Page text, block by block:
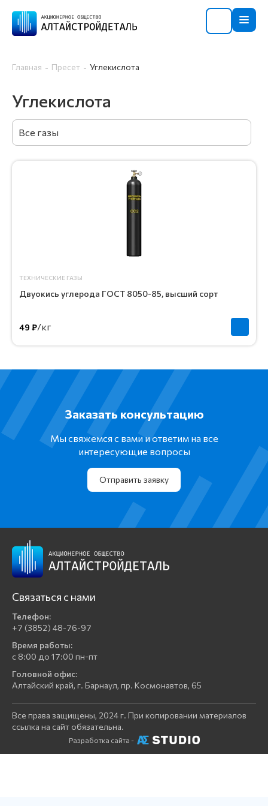
Главная Пресет Углекислота
Углекислота
Все газы
ТЕХНИЧЕСКИЕ ГАЗЫ
Двуокись углерода ГОСТ 8050-85, высший сорт
49 ₽/кг
Заказать консультацию
Мы свяжемся с вами и ответим на все
интересующие вопросы
Отправить заявку
Связаться с нами
Телефон:
+7 (3852) 48-76-97
Время работы:
с 8:00 до 17:00 пн-пт
Головной офис:
Алтайский край, г. Барнаул, пр. Космонавтов, 65
Все права защищены, 2024 г. При копировании материалов
ссылка на сайт обязательна.
Разработка сайта -